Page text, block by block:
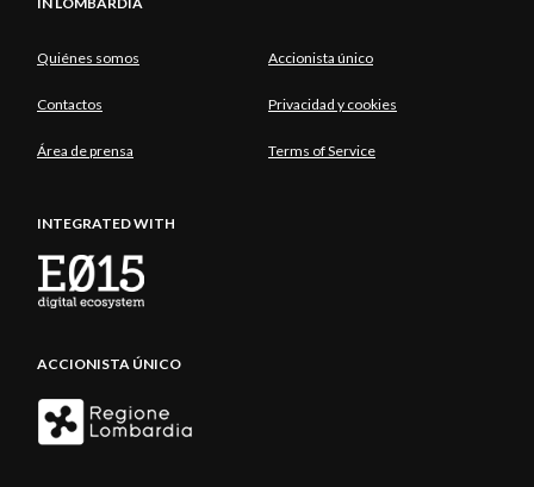
Quiénes somos Accionista único
Contactos Privacidad y cookies
Área de prensa Terms of Service
INTEGRATED WITH
ACCIONISTA ÚNICO